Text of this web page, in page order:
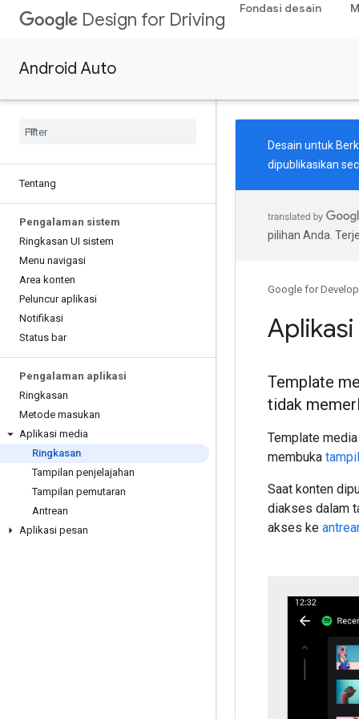
Design for Driving
Fondasi desain
Android Auto
Tentang
Pengalaman sistem
Ringkasan UI sistem
Menu navigasi
Area konten
Peluncur aplikasi
Notifikasi
Status bar
Pengalaman aplikasi
Ringkasan
Metode masukan
Aplikasi media
Ringkasan
Tampilan penjelajahan
Tampilan pemutaran
Antrean
Aplikasi pesan
Desain untuk
dipublikasikan
pilihan Anda.
Google for
Template
tidak
Template
membuka
Saat konten
diakses dalam
akses ke